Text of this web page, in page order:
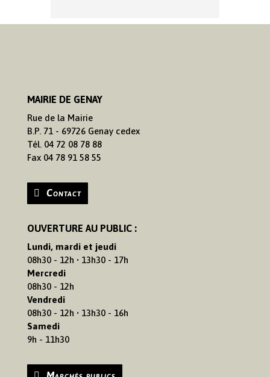
MAIRIE DE GENAY
Rue de la Mairie
B.P. 71 - 69726 Genay cedex
Tél. 04 72 08 78 88
Fax 04 78 91 58 55
Contact
OUVERTURE AU PUBLIC :
Lundi, mardi et jeudi
08h30 - 12h • 13h30 - 17h
Mercredi
08h30 - 12h
Vendredi
08h30 - 12h • 13h30 - 16h
Samedi
9h - 11h30